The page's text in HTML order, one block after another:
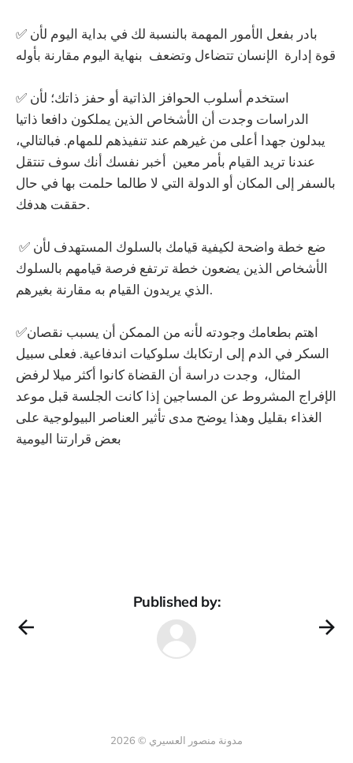
✅ بادر بفعل الأمور المهمة بالنسبة لك في بداية اليوم لأن
قوة إدارة الإنسان تتضاءل وتضعف بنهاية اليوم مقارنة بأوله
✅ استخدم أسلوب الحوافز الذاتية أو حفز ذاتك؛ لأن
الدراسات وجدت أن الأشخاص الذين يملكون دافعا ذاتيا
يبدلون جهدا أعلى من غيرهم عند تنفيذهم للمهام. فبالتالي،
عندنا تريد القيام بأمر معين أخبر نفسك أنك سوف تنتقل
بالسفر إلى المكان أو الدولة التي لا طالما حلمت بها في حال
حققت هدفك.
✅ ضع خطة واضحة لكيفية قيامك بالسلوك المستهدف لأن
الأشخاص الذين يضعون خطة ترتفع فرصة قيامهم بالسلوك
الذي يريدون القيام به مقارنة بغيرهم.
✅اهتم بطعامك وجودته لأنه من الممكن أن يسبب نقصان
السكر في الدم إلى ارتكابك سلوكيات اندفاعية. فعلى سبيل
المثال، وجدت دراسة أن القضاة كانوا أكثر ميلا لرفض
الإفراج المشروط عن المساجين إذا كانت الجلسة قبل موعد
الغذاء بقليل وهذا يوضح مدى تأثير العناصر البيولوجية على
بعض قرارتنا اليومية
Published by:
مدونة منصور العسيري © 2026